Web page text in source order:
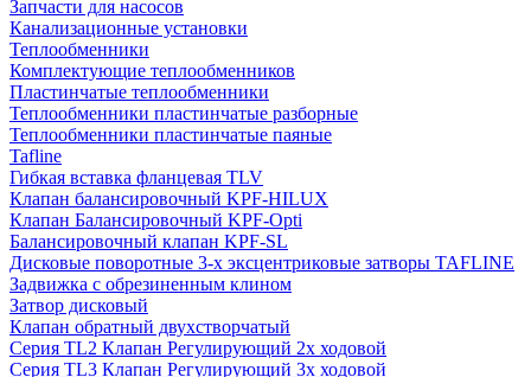
Запчасти для насосов
Канализационные установки
Теплообменники
Комплектующие теплообменников
Пластинчатые теплообменники
Теплообменники пластинчатые разборные
Теплообменники пластинчатые паяные
Tafline
Гибкая вставка фланцевая TLV
Клапан балансировочный KPF-HILUX
Клапан Балансировочный KPF-Opti
Балансировочный клапан KPF-SL
Дисковые поворотные 3-х эксцентриковые затворы TAFLINE
Задвижка с обрезиненным клином
Затвор дисковый
Клапан обратный двухстворчатый
Серия TL2 Клапан Регулирующий 2х ходовой
Серия TL3 Клапан Регулирующий 3х ходовой